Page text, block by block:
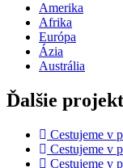
Amerika
Afrika
Európa
Ázia
Austrália
Ďalšie
Cestujeme v
Cestujeme v
Cestujeme v